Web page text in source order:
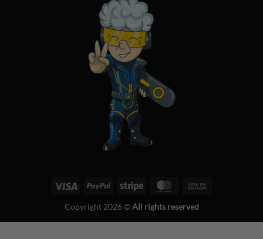
Visa PayPal Stripe MasterCard
Copyright 2026 ©All rights reserved